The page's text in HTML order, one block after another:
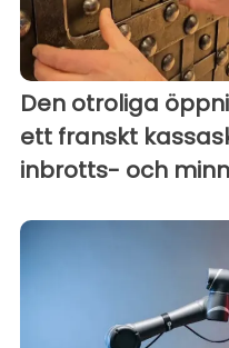
Den otroliga
ett franskt
inbrotts- och